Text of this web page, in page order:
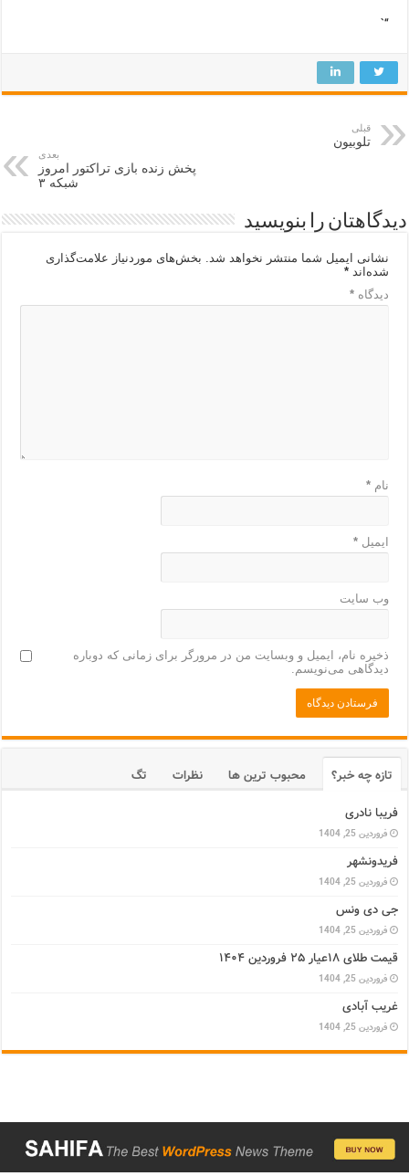
“`
قبلی
تلوبیون
بعدی
پخش زنده بازی تراکتور امروز
شبکه ۳
دیدگاهتان را بنویسید
نشانی ایمیل شما منتشر نخواهد شد.
بخش‌های موردنیاز علامت‌گذاری
شده‌اند*
دیدگاه*
نام*
ایمیل*
وب‌ سایت
ذخیره نام، ایمیل و وبسایت من در مرورگر برای زمانی که دوباره
دیدگاهی می‌نویسم.
تازه چه خبر؟ محبوب ترین ها نظرات
تگ
فریبا نادری
فروردین 25, 1404
فریدونشهر
فروردین 25, 1404
جی دی ونس
فروردین 25, 1404
قیمت طلای ۱۸عیار ۲۵ فروردین ۱۴۰۴
فروردین 25, 1404
غریب آبادی
فروردین 25, 1404